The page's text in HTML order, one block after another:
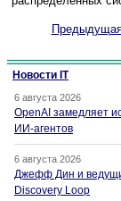
Новости IT
6 августа 2026
OpenAI замедляет
ИИ-агентов
6 августа 2026
Джефф Дин и
Discovery Loop